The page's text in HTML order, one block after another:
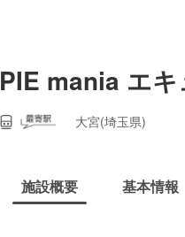
PIE mania エ
大宮(埼玉県)
施設概要 基本情報